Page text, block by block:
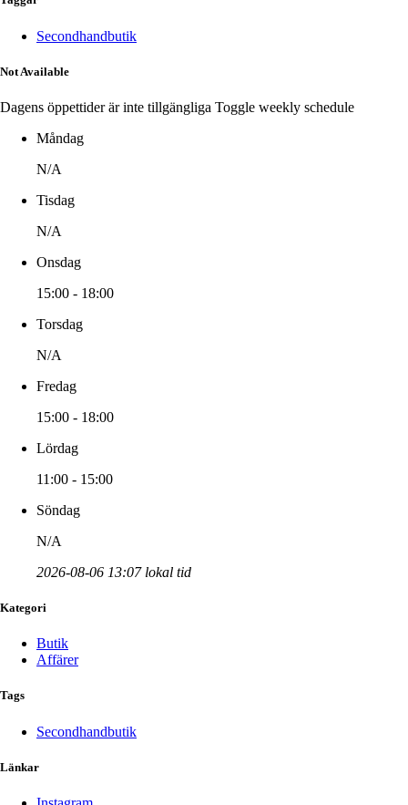
Secondhandbutik
Not Available
Dagens öppettider är inte tillgängliga Toggle weekly schedule
Måndag
N/A
Tisdag
N/A
Onsdag
15:00 - 18:00
Torsdag
N/A
Fredag
15:00 - 18:00
Lördag
11:00 - 15:00
Söndag
N/A
2026-08-06 13:07 lokal tid
Kategori
Butik
Affärer
Tags
Secondhandbutik
Länkar